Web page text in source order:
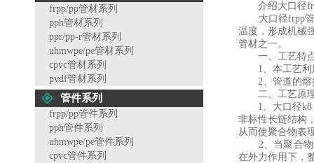
frpp/pp管材系列
pph管材系列
ppr/pp-r管材系列
uhmwpe/pe管材系列
cpvc管材系列
pvdf管材系列
管件系列
frpp/pp管件系列
pph管件系列
uhmwpe/pe管件系列
cpvc管件系列
介绍大口径
大口径frpp管
温度，形成机械
管材之一。
一、工艺特
1、本工艺利用
2、管道的熔接
二、工艺原
1、大口径
非标性长链结构
从而使聚合物表
2、当聚合物受
在外力作用下，